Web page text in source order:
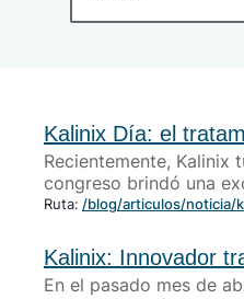
Aislamiento
Iluminación
Canceladores de
Soluciones VDF lado red
Kalinix Día: el
Recientemente, Kalinix
congreso brindó una
Ruta: /blog/articulos/noticia/
Kalinix: Innovador
En el pasado mes de